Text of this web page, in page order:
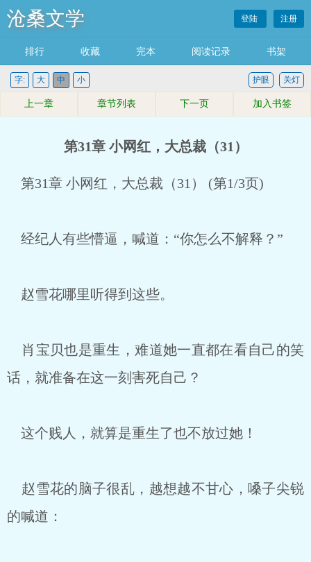
沧桑文学 登陆 注册
排行 收藏 完本 阅读记录 书架
字: 大 中 小 关灯
护眼
上一章 章节列表 下一页 加入书签
第31章 小网红，大总裁（31）
第31章 小网红，大总裁（31） (第1/3页)
经纪人有些懵逼，喊道：“你怎么不解释？”
赵雪花哪里听得到这些。
肖宝贝也是重生，难道她一直都在看自己的笑
话，就准备在这一刻害死自己？
这个贱人，就算是重生了也不放过她！
赵雪花的脑子很乱，越想越不甘心，嗓子尖锐
的喊道：